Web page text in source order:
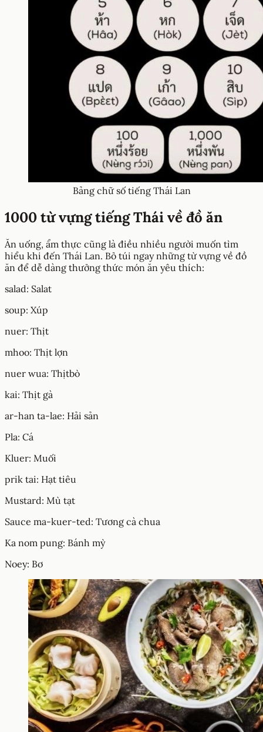
Bảng chữ số tiếng Thái Lan
1000 từ vựng tiếng Thái về đồ ăn
Ăn uống, ẩm thực cũng là điều nhiều người muốn tìm
hiểu khi đến Thái Lan. Bỏ túi ngay những từ vựng về đồ
ăn để dễ dàng thưởng thức món ăn yêu thích:
salad: Salat
soup: Xúp
nuer: Thịt
mhoo: Thịt lợn
nuer wua: Thịtbò
kai: Thịt gà
ar-han ta-lae: Hải sản
Pla: Cá
Kluer: Muối
prik tai: Hạt tiêu
Mustard: Mù tạt
Sauce ma-kuer-ted: Tương cà chua
Ka nom pung: Bánh mỳ
Noey: Bơ